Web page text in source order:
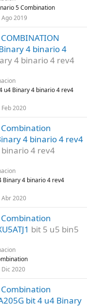
5 Combination
Ago 2019
COMBINATION
4 binario 4
4 binario 4 rev4
u4 Binary 4 binario 4 rev4
Feb 2020
Combination
4 binario 4 rev4
4 rev4
Binary 4 binario 4 rev4
Abr 2020
Combination
bit 5 u5 bin5
Dic 2020
Combination
bit 4 u4 Binary